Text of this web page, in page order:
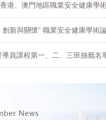
港、澳門地區職業安全健康學
新與關懷” 職業安全健康學術
員課程第一、二、三班抽籤名